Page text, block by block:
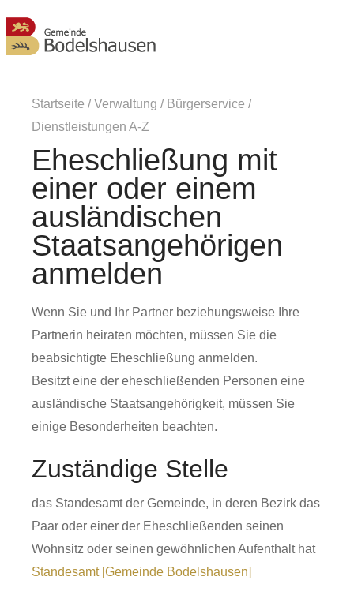
Startseite /Verwaltung / Bürgerservice /
Dienstleistungen A-Z
Eheschließung mit
einer oder einem
ausländischen
Staatsangehörigen
anmelden
Wenn Sie und Ihr Partner beziehungsweise Ihre
Partnerin heiraten möchten, müssen Sie die
beabsichtigte Eheschließung anmelden.
Besitzt eine der eheschließenden Personen eine
ausländische Staatsangehörigkeit, müssen Sie
einige Besonderheiten beachten.
Zuständige Stelle
das Standesamt der Gemeinde, in deren Bezirk das
Paar oder einer der Eheschließenden seinen
Wohnsitz oder seinen gewöhnlichen Aufenthalt hat
Standesamt [Gemeinde Bodelshausen]